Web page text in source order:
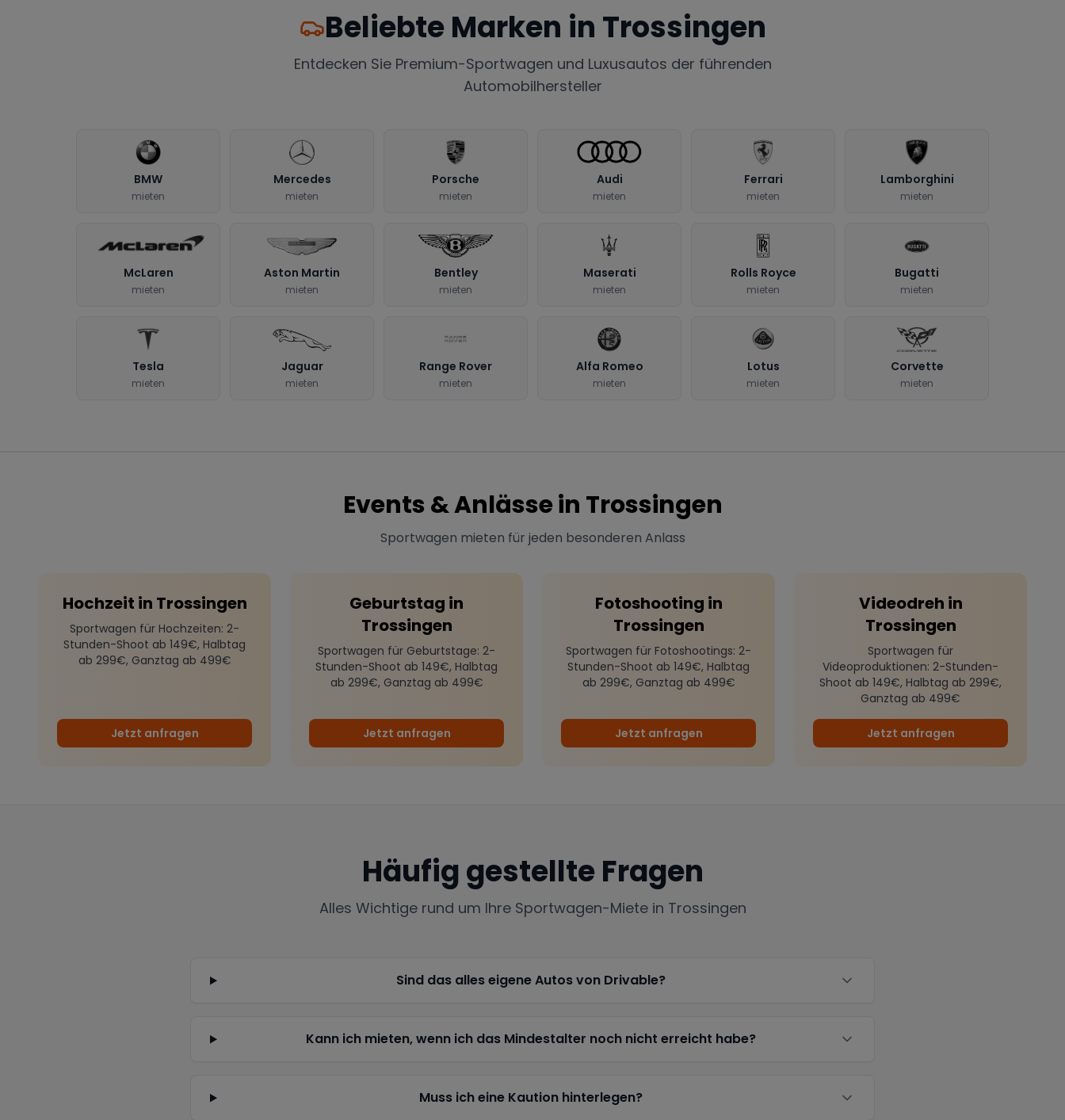
Beliebte Marken in Trossingen
Entdecken Sie Premium-Sportwagen und Luxusautos der führenden
Automobilhersteller
BMW
mieten
Mercedes
mieten
Porsche
mieten
Audi
mieten
Ferrari
mieten
Lamborghini
mieten
McLaren
mieten
Aston Martin
mieten
Bentley
mieten
Maserati
mieten
Rolls Royce
mieten
Bugatti
mieten
Tesla
mieten
Jaguar
mieten
Range Rover
mieten
Alfa Romeo
mieten
Lotus
mieten
Corvette
mieten
Events & Anlässe in Trossingen
Sportwagen mieten für jeden besonderen Anlass
Hochzeit in Trossingen
Sportwagen für Hochzeiten: 2-
Stunden-Shoot ab 149€, Halbtag
ab 299€, Ganztag ab 499€
Jetzt anfragen
Geburtstag in
Trossingen
Sportwagen für Geburtstage: 2-
Stunden-Shoot ab 149€, Halbtag
ab 299€, Ganztag ab 499€
Jetzt anfragen
Fotoshooting in
Trossingen
Sportwagen für Fotoshootings: 2-
Stunden-Shoot ab 149€, Halbtag
ab 299€, Ganztag ab 499€
Jetzt anfragen
Videodreh in
Trossingen
Sportwagen für
Videoproduktionen: 2-Stunden-
Shoot ab 149€, Halbtag ab 299€,
Ganztag ab 499€
Jetzt anfragen
Häufig gestellte Fragen
Alles Wichtige rund um Ihre Sportwagen-Miete in Trossingen
Sind das alles eigene Autos von Drivable?
Kann ich mieten, wenn ich das Mindestalter noch nicht erreicht habe?
Muss ich eine Kaution hinterlegen?